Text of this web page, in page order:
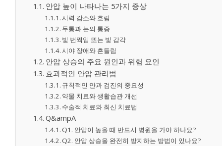
안압 높이 나타나는 5가지 증상
시력 감소와 흐림
두통과 눈의 통증
빛 번쩍임 또는 빛 감각
시야 장애와 흔들림
안압 상승의 주요 원인과 위험 요인
효과적인 안압 관리법
규칙적인 안과 검진의 중요성
약물 치료와 생활습관 개선
수술적 치료와 최신 치료법
Q&ampA
Q1. 안압이 높을 때 반드시 병원을 가야 하나요?
Q2. 안압 상승을 완전히 방지하는 방법이 있나요?